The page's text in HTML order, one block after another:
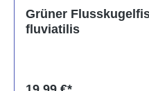
Grüner
fluviatilis